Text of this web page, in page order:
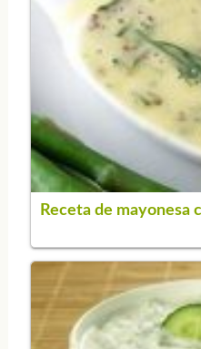
Receta de mayonesa